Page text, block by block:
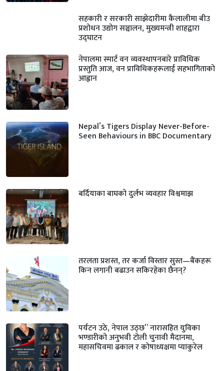
सहकारी र सरकारी साझेदारीमा कैलालीमा बीउ
प्रशोधन उद्योग सञ्चालन, मुख्यमन्त्री शाहद्वारा
उद्घाटन
नेपालमा स्मार्ट वन व्यवस्थापनबारे प्राविधिक
प्रस्तुति आज, वन प्राविधिकहरूलाई सहभागिताको
आह्वान
Nepal’s Tigers Display Never-Before-
Seen Behaviours in BBC Documentary
बर्दियाका बाघको दुर्लभ व्यवहार विश्वमाझ
तरलता प्रशस्त, तर कर्जा विस्तार सुस्त—बैंकहरू
किन लगानी बढाउन सकिरहेका छैनन्?
पर्यटन उठे, नेपाल उठ्छ” नारासहित युविका
भण्डारीको अनुभवी टोली चुनावी मैदानमा,
महासचिवमा ढकाल र कोषाध्यक्षमा प्याकुरेल